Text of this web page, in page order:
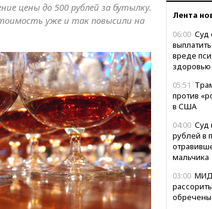
Лента
06:00 Суд
вреде
05:51
против
в США
04:00 Суд
рублей в
мальчика
03:00 МИД
обречены
цены до 500 рублей за бутылку.
уже и так повысили на